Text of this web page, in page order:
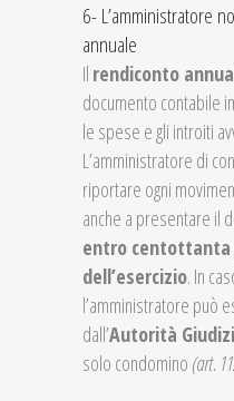
6- L’amministratore
annuale
Il rendiconto
documento contabile
le spese e gli introiti
L’amministratore di
riportare ogni
anche a presentare il
entro centottanta
dell’esercizio. In
l’amministratore può
dall’Autorità
solo condomino (art.